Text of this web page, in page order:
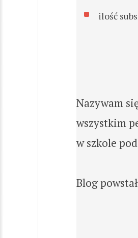
ilość
Nazywam
wszystkim
w szkole
Blog